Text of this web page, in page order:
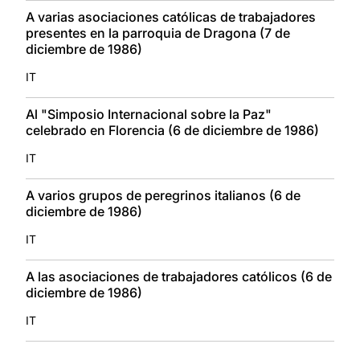
A varias asociaciones católicas de trabajadores
presentes en la parroquia de Dragona (7 de
diciembre de 1986)
IT
Al "Simposio Internacional sobre la Paz"
celebrado en Florencia (6 de diciembre de 1986)
IT
A varios grupos de peregrinos italianos (6 de
diciembre de 1986)
IT
A las asociaciones de trabajadores católicos (6 de
diciembre de 1986)
IT